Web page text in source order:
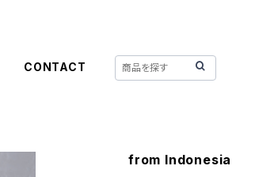
CONTACT
from Indonesia